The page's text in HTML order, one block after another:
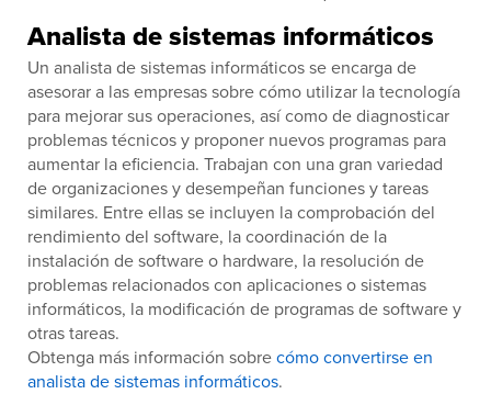
Analista de sistemas informáticos
Un analista de sistemas informáticos se encarga de
asesorar a las empresas sobre cómo utilizar la tecnología
para mejorar sus operaciones, así como de diagnosticar
problemas técnicos y proponer nuevos programas para
aumentar la eficiencia. Trabajan con una gran variedad
de organizaciones y desempeñan funciones y tareas
similares. Entre ellas se incluyen la comprobación del
rendimiento del software, la coordinación de la
instalación de software o hardware, la resolución de
problemas relacionados con aplicaciones o sistemas
informáticos, la modificación de programas de software y
otras tareas.
Obtenga más información sobrecómo convertirse en
analista de sistemas informáticos.